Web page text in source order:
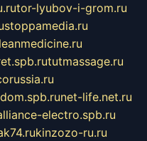
tor-lyubov-i-grom.ru
stoppamedia.ru
tutmassage.ru
net-life.net.ru
electro.spb.ru
kinzozo-ru.ru